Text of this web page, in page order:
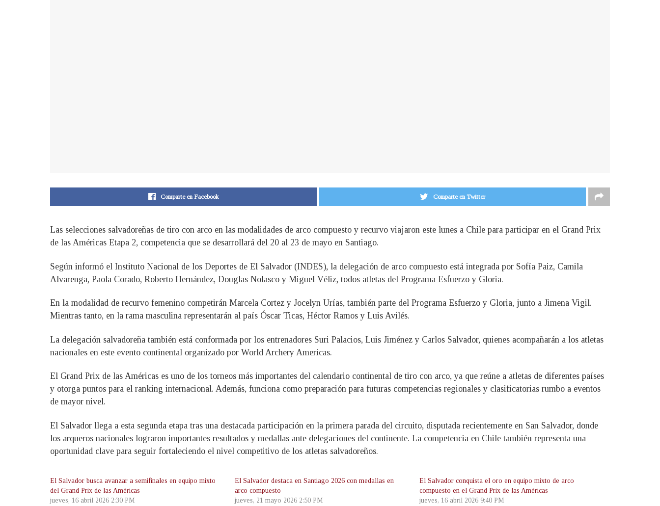
Comparte en Facebook Comparte en Twitter
Las selecciones salvadoreñas de tiro con arco en las modalidades de arco compuesto y recurvo viajaron este lunes a Chile para participar en el Grand Prix
de las Américas Etapa 2, competencia que se desarrollará del 20 al 23 de mayo en Santiago.
Según informó el Instituto Nacional de los Deportes de El Salvador (INDES), la delegación de arco compuesto está integrada por Sofía Paiz, Camila
Alvarenga, Paola Corado, Roberto Hernández, Douglas Nolasco y Miguel Véliz, todos atletas del Programa Esfuerzo y Gloria.
En la modalidad de recurvo femenino competirán Marcela Cortez y Jocelyn Urías, también parte del Programa Esfuerzo y Gloria, junto a Jimena Vigil.
Mientras tanto, en la rama masculina representarán al país Óscar Ticas, Héctor Ramos y Luis Avilés.
La delegación salvadoreña también está conformada por los entrenadores Suri Palacios, Luis Jiménez y Carlos Salvador, quienes acompañarán a los atletas
nacionales en este evento continental organizado por World Archery Americas.
El Grand Prix de las Américas es uno de los torneos más importantes del calendario continental de tiro con arco, ya que reúne a atletas de diferentes países
y otorga puntos para el ranking internacional. Además, funciona como preparación para futuras competencias regionales y clasificatorias rumbo a eventos
de mayor nivel.
El Salvador llega a esta segunda etapa tras una destacada participación en la primera parada del circuito, disputada recientemente en San Salvador, donde
los arqueros nacionales lograron importantes resultados y medallas ante delegaciones del continente. La competencia en Chile también representa una
oportunidad clave para seguir fortaleciendo el nivel competitivo de los atletas salvadoreños.
El Salvador busca avanzar a semifinales en equipo mixto
del Grand Prix de las Américas
jueves, 16 abril 2026 2:30 PM
El Salvador destaca en Santiago 2026 con medallas en
arco compuesto
jueves, 21 mayo 2026 2:50 PM
El Salvador conquista el oro en equipo mixto de arco
compuesto en el Grand Prix de las Américas
jueves, 16 abril 2026 9:40 PM